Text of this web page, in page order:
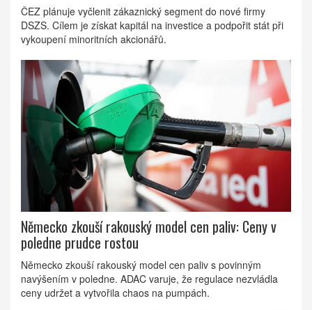
ČEZ plánuje vyčlenit zákaznický segment do nové firmy
DSZS. Cílem je získat kapitál na investice a podpořit stát při
vykoupení minoritních akcionářů.
Německo zkouší rakouský model cen paliv: Ceny v
poledne prudce rostou
Německo zkouší rakouský model cen paliv s povinným
navýšením v poledne. ADAC varuje, že regulace nezvládla
ceny udržet a vytvořila chaos na pumpách.